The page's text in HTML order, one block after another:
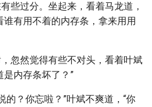
些过分。坐起来，看着马龙道，
谁有用不着的内存条，拿来用用
忽然觉得有些不对头，看着叶斌
是内存条坏了？”
的？你忘啦？”叶斌不爽道，“你